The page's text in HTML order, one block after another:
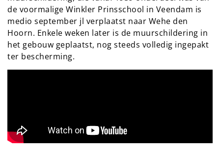
de voormalige Winkler Prinsschool in Veendam is
medio september jl verplaatst naar Wehe den
Hoorn. Enkele weken later is de muurschildering in
het gebouw geplaatst, nog steeds volledig ingepakt
ter bescherming.